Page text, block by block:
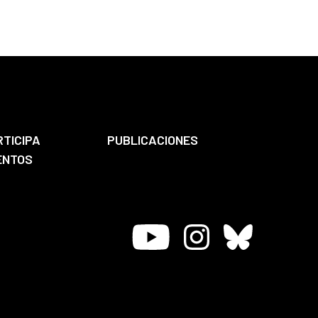
PUBLICACIONES
Youtube InstagramBluesky